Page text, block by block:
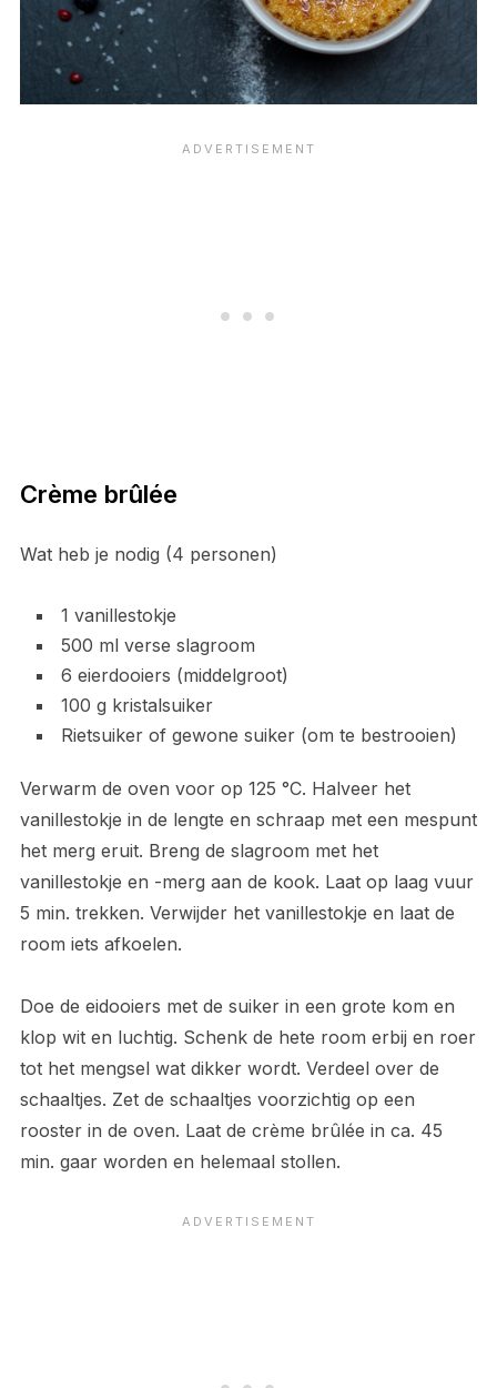
Crème brûlée
Wat heb je nodig (4 personen)
1 vanillestokje
500 ml verse slagroom
6 eierdooiers (middelgroot)
100 g kristalsuiker
Rietsuiker of gewone suiker (om te bestrooien)
Verwarm de oven voor op 125 °C. Halveer het
vanillestokje in de lengte en schraap met een mespunt
het merg eruit. Breng de slagroom met het
vanillestokje en -merg aan de kook. Laat op laag vuur
5 min. trekken. Verwijder het vanillestokje en laat de
room iets afkoelen.
Doe de eidooiers met de suiker in een grote kom en
klop wit en luchtig. Schenk de hete room erbij en roer
tot het mengsel wat dikker wordt. Verdeel over de
schaaltjes. Zet de schaaltjes voorzichtig op een
rooster in de oven. Laat de crème brûlée in ca. 45
min. gaar worden en helemaal stollen.